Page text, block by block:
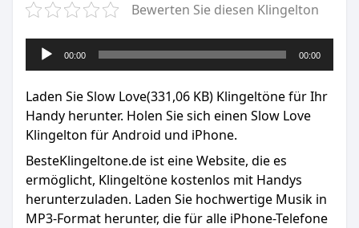
Bewerten Sie diesen Klingelton
Audio-
Player
00:00 00:00
Laden Sie Slow Love(331,06 KB) Klingeltöne für Ihr
Handy herunter. Holen Sie sich einen Slow Love
Klingelton für Android und iPhone.
BesteKlingeltone.de ist eine Website, die es
ermöglicht, Klingeltöne kostenlos mit Handys
herunterzuladen. Laden Sie hochwertige Musik in
MP3-Format herunter, die für alle iPhone-Telefone